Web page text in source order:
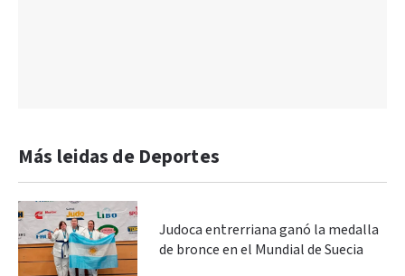
Más leidas de Deportes
Judoca entrerriana ganó la medalla
de bronce en el Mundial de Suecia